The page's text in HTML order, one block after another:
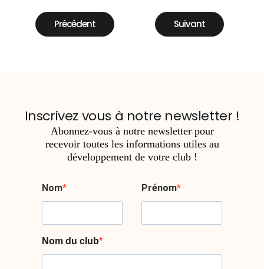
Précédent Suivant
Inscrivez vous à notre newsletter !
Abonnez-vous à notre newsletter pour
recevoir toutes les informations utiles au
développement de votre club !
Nom Prénom
Nom du club